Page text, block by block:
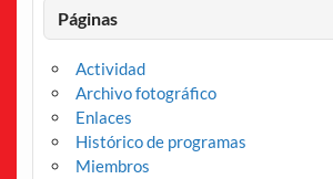
Páginas
Actividad
Archivo fotográfico
Enlaces
Histórico de programas
Miembros